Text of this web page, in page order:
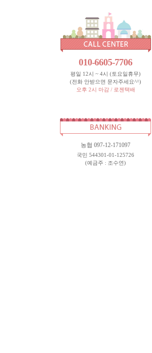
010-6605-7706
평일 12시 ~ 4시 (토요일휴무)
(전화 안받으면 문자주세요^^)
오후 2시 마감 / 로젠택배
농협 097-12-171097
국민 544301-01-125726
(예금주 : 조수연)